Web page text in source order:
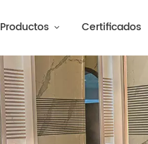
Productos Certificados